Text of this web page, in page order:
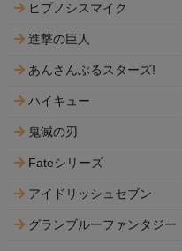
ヒプノシスマイク
進撃の巨人
あんさんぶるスターズ!
ハイキュー
鬼滅の刃
Fateシリーズ
アイドリッシュセブン
グランブルーファンタジー